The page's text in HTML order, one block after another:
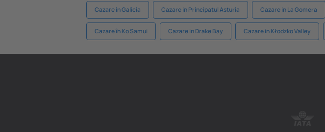
Cazare in Galicia Cazare in Principatul Asturia Cazare in La Gomera
Cazare în Ko Samui Cazare in Drake Bay Cazare in Kłodzko Valley